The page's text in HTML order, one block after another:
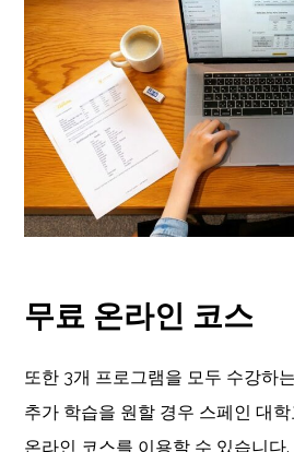
무료 온라인 코스
또한 3개 프로그램을 모두 수강하
추가 학습을 원할 경우 스페인 대
온라인 코스를 이용할 수 있습니다.